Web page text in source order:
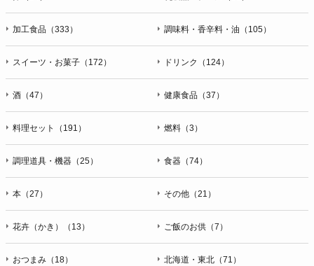
加工食品（333） 調味料・香辛料・油（105）
スイーツ・お菓子（172） ドリンク（124）
酒（47） 健康食品（37）
料理セット（191） 燃料（3）
調理道具・機器（25） 食器（74）
本（27） その他（21）
花卉（かき）（13） ご飯のお供（7）
おつまみ（18） 北海道・東北（71）